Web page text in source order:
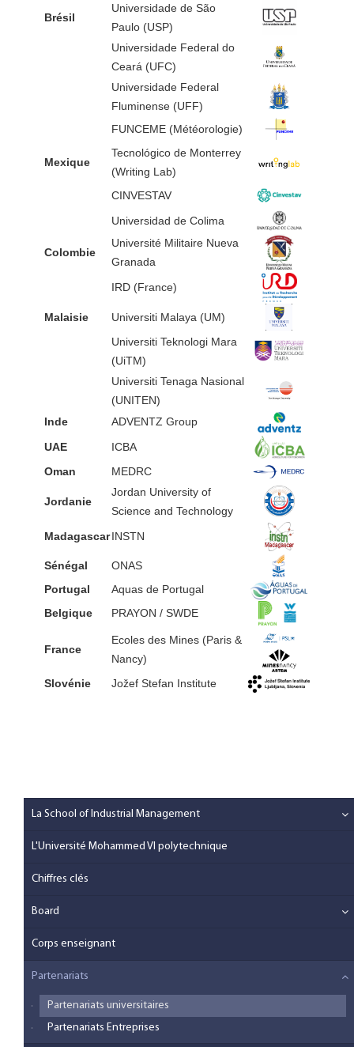
Brésil
Universidade de São
Paulo (USP)
Universidade Federal do
Ceará (UFC)
Universidade Federal
Fluminense (UFF)
FUNCEME (Météorologie)
Mexique
Tecnológico de Monterrey
(Writing Lab)
CINVESTAV
Universidad de Colima
Colombie
Université Militaire Nueva
Granada
IRD (France)
Malaisie
Universiti Malaya (UM)
Universiti Teknologi Mara
(UiTM)
Universiti Tenaga Nasional
(UNITEN)
Inde
ADVENTZ Group
UAE
ICBA
Oman
MEDRC
Jordanie
Jordan University of
Science and Technology
MadagascarINSTN
Sénégal
ONAS
Portugal
Aquas de Portugal
Belgique
PRAYON / SWDE
France
Ecoles des Mines (Paris &
Nancy)
Slovénie
Jožef Stefan Institute
La School of Industrial Management
L'Université Mohammed VI polytechnique
Chiffres clés
Board
Corps enseignant
Partenariats
Partenariats universitaires
Partenariats Entreprises